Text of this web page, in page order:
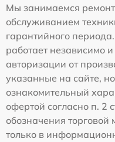
Мы занимаемся
обслуживанием
гарантийного
работает независимо
авторизации от
указанные на сайте,
ознакомительный
офертой согласно п. 2
обозначения
только в